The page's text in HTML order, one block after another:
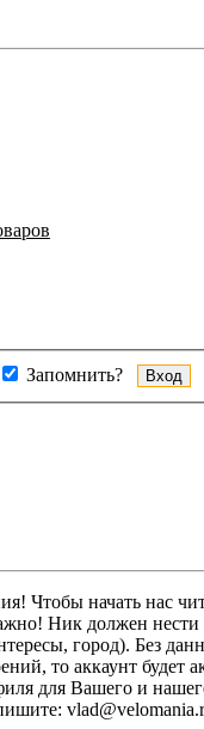
Запомнить?
Чтобы начать нас
Ник должен нести
город). Без
то аккаунт будет
для Вашего и